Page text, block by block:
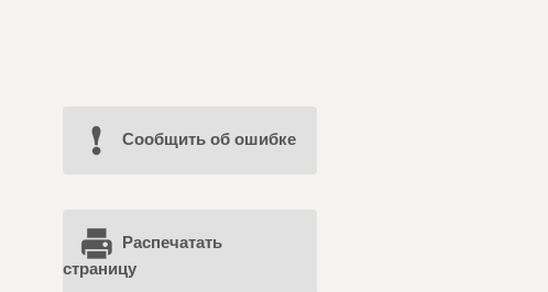
Cообщить об ошибке
Распечатать
страницу